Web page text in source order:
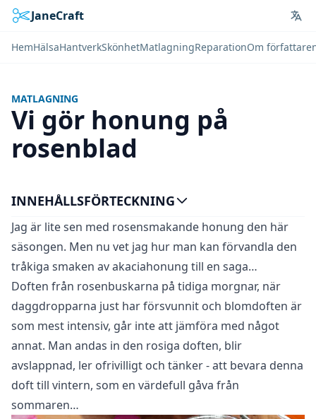
JaneCraft
HemHälsaHantverkSkönhetMatlagningReparationOm
MATLAGNING
Vi gör honung på
rosenblad
Jag är lite sen med rosensmakande honung den här
säsongen. Men nu vet jag hur man kan förvandla den
tråkiga smaken av akaciahonung till en saga…
Doften från rosenbuskarna på tidiga morgnar, när
daggdropparna just har försvunnit och blomdoften är
som mest intensiv, går inte att jämföra med något
annat. Man andas in den rosiga doften, blir
avslappnad, ler ofrivilligt och tänker - att bevara denna
doft till vintern, som en värdefull gåva från
sommaren…
INNEHÅLLSFÖRTECKNING